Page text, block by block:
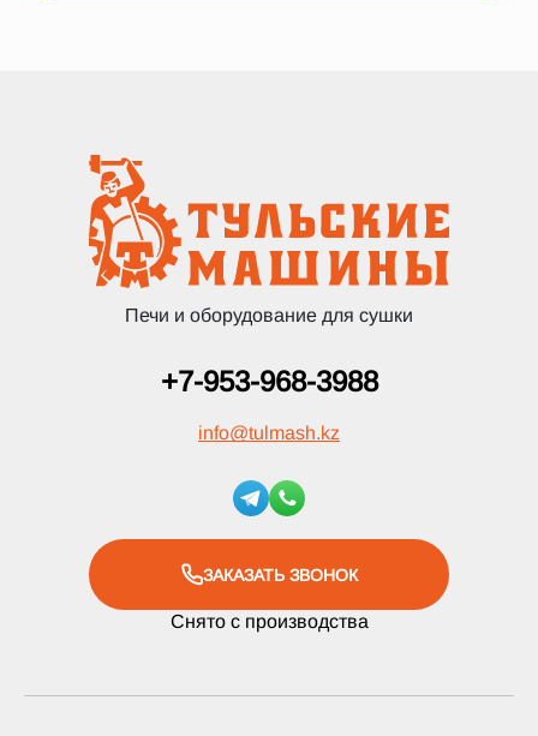
Печи и оборудование для сушки
+7-953-968-3988
info@tulmash.kz
ЗАКАЗАТЬ ЗВОНОК
Снято с производства